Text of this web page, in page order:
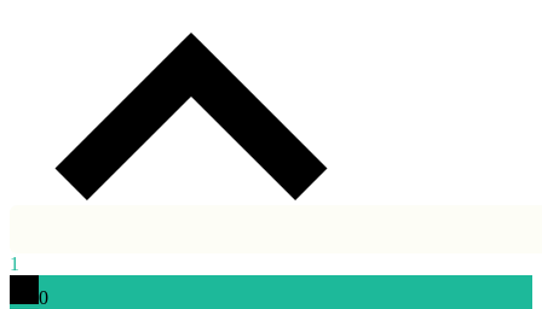
1
0